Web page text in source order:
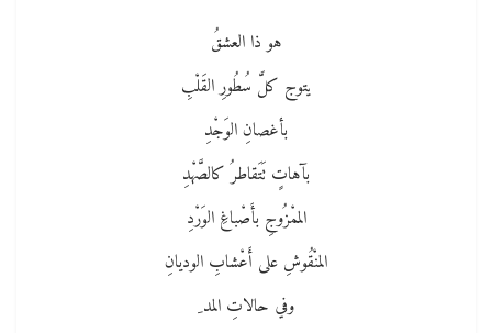
هو ذا العشقُ
يتوج كلَّ سُطُورِ القَلْبِ
بأغصانِ الوَجْدِ
بآهاتٍ تَتَقاطرُ كالصَّهْدِ
الممْزُوجِ بأَصْباغِ الوَرْدِ
المنْقُوشِ على أَعْشابِ الوديانِ
وفي حالاتِ المد ِ